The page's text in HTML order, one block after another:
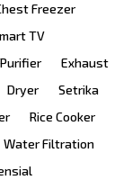
Freezer
TV
Exhaust
Dryer
Setrika
Rice Cooker
Water Filtration